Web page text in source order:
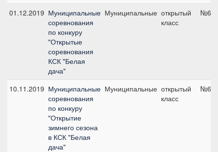
01.12.2019 Муниципальные
соревнования
по конкуру
"Открытые
соревнования
КСК "Белая
дача"
Муниципальные открытый
класс
№6,
10.11.2019 Муниципальные
соревнования
по конкуру
"Открытие
зимнего сезона
в КСК "Белая
дача"
Муниципальные открытый
класс
№6,